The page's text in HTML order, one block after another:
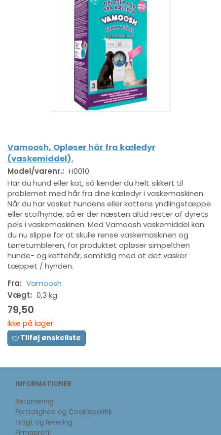
Vamoosh, Opløser hår fra kæledyr
(vaskemiddel).
Model/varenr.: H0010
Har du hund eller kat, så kender du helt sikkert til
problemet med hår fra dine kæledyr i vaskemaskinen.
Når du har vasket hundens eller kattens yndlingstæppe
eller stofhynde, så er der næsten altid rester af dyrets
pels i vaskemaskinen. Med Vamoosh vaskemiddel kan
du nu slippe for at skulle rense vaskemaskinen og
tørretumbleren, for produktet opløser simpelthen
hunde- og kattehår, samtidig med at det vasker
tæppet / hynden.
Fra: Vamoosh
Vægt: 0,3 kg
79,50
Ikke på lager
Tilføj ønskeliste
INFORMATIONER
Returnering
Fortrolighed og Cookiepolitik
Fragt og levering
Firmaprofil